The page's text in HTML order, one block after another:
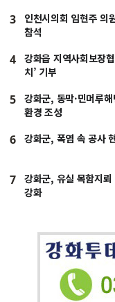
3
인천시의회 임현주 의
참석
4
강화읍 지역사회보장
치’ 기부
5
강화군, 동막·민머루
환경 조성
6 강화군, 폭염 속 공사
7
강화군, 유실 목함지
강화